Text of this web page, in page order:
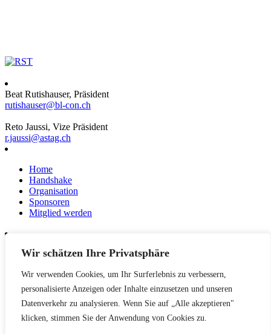
Wir schätzen Ihre Privatsphäre
Wir verwenden Cookies, um Ihr Surferlebnis zu verbessern,
personalisierte Anzeigen oder Inhalte einzusetzen und unseren
Datenverkehr zu analysieren. Wenn Sie auf „Alle akzeptieren"
klicken, stimmen Sie der Anwendung von Cookies zu.
Beat Rutishauser, Präsident
rutishauser@bl-con.ch
Reto Jaussi, Vize Präsident
r.jaussi@astag.ch
Home
Handshake
Organisation
Sponsoren
Mitglied werden
News
Netzwerk
Kontakt